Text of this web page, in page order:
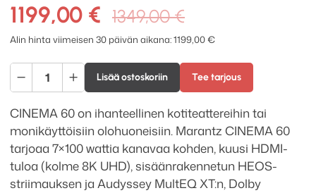
1349,00€
hinta
oli:
1349,00 €.
1199,00 €
Nykyinen
hinta
on:
1199,00 €.
Alin hinta viimeisen 30 päivän aikana:1199,00€
Marantz
Cinema
60
viritinvahvistin
määrä
Lisää ostoskoriin Tee tarjous
CINEMA 60 on ihanteellinen kotiteattereihin tai
monikäyttöisiin olohuoneisiin. Marantz CINEMA 60
tarjoaa 7×100 wattia kanavaa kohden, kuusi HDMI-
tuloa (kolme 8K UHD), sisäänrakennetun HEOS-
striimauksen ja Audyssey MultEQ XT:n, Dolby